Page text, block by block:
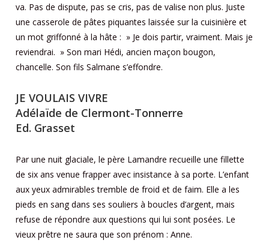
va. Pas de dispute, pas se cris, pas de valise non plus. Juste
une casserole de pâtes piquantes laissée sur la cuisinière et
un mot griffonné à la hâte : » Je dois partir, vraiment. Mais je
reviendrai. » Son mari Hédi, ancien maçon bougon,
chancelle. Son fils Salmane s’effondre.
JE VOULAIS VIVRE
Adélaïde de Clermont-Tonnerre
Ed. Grasset
Par une nuit glaciale, le père Lamandre recueille une fillette
de six ans venue frapper avec insistance à sa porte. L’enfant
aux yeux admirables tremble de froid et de faim. Elle a les
pieds en sang dans ses souliers à boucles d’argent, mais
refuse de répondre aux questions qui lui sont posées. Le
vieux prêtre ne saura que son prénom : Anne.